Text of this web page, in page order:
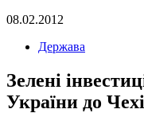
08.02.2012
Держава
Зелені
України до